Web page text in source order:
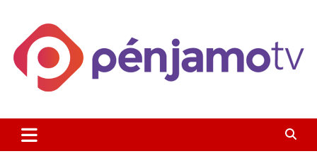
content
Penjamotv
Gto y la region.